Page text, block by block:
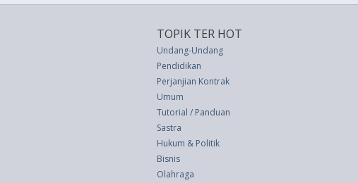
TOPIK TER HOT
Undang-Undang
Pendidikan
Perjanjian Kontrak
Umum
Tutorial / Panduan
Sastra
Hukum & Politik
Bisnis
Olahraga